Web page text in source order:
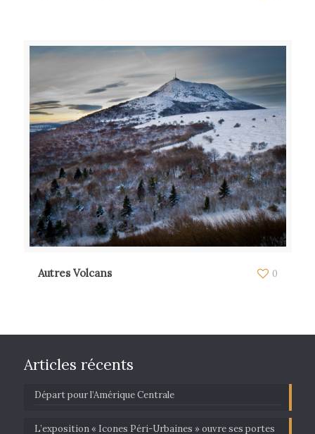
Autres Volcans 0
Articles récents
Départ pour l’Amérique Centrale
L’exposition « Icones Péri-Urbaines » ouvre ses portes